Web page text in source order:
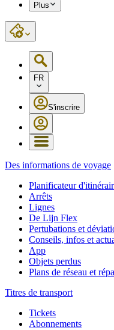
Plus
FR
S'inscrire
Des informations de voyage
Planificateur
Arrêts
Lignes
De Lijn Flex
Pertubations et
Conseils, infos et
App
Objets perdus
Plans de réseau et
Titres de transport
Tickets
Abonnements